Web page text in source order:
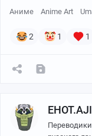
Аниме Anime Art
2 1 1